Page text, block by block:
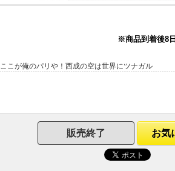
※商品到着後8
ここが俺のパリや！西成の空は世界にツナガル
販売終了 お気